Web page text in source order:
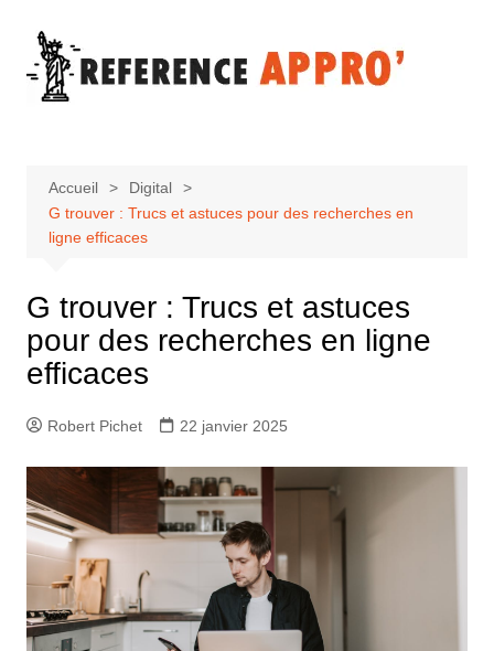
contenu
Accueil
Digital
G trouver : Trucs et astuces pour des recherches en
ligne efficaces
G trouver : Trucs et astuces
pour des recherches en ligne
efficaces
Robert Pichet 22 janvier 2025